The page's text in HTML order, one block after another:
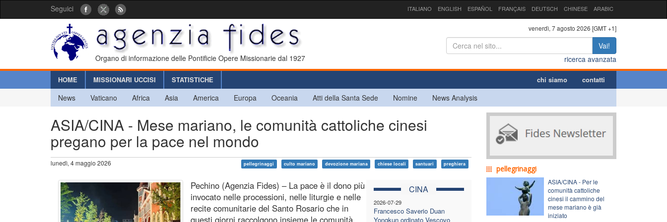
Seguici ITALIANO ENGLISH ESPAÑOL FRANÇAIS DEUTSCH CHINESE ARABIC
Organo di informazione delle Pontificie Opere Missionarie dal 1927
venerdì, 7 agosto 2026 [GMT +1]
Vai!
ricerca avanzata
HOME MISSIONARI UCCISI STATISTICHE chi siamo contatti
News Vaticano Africa Asia America Europa Oceania Atti della Santa Sede Nomine News Analysis
ASIA/CINA - Mese mariano, le comunità cattoliche cinesi
pregano per la pace nel mondo
lunedì, 4 maggio 2026 pellegrinaggi culto mariano devozione mariana chiese locali santuari preghiera
CINA
2026-07-29
Francesco Saverio Duan
Yongkun ordinato Vescovo
Pechino (Agenzia Fides) – La pace è il dono più
invocato nelle processioni, nelle liturgie e nelle
recite comunitarie del Santo Rosario che in
questi giorni raccolgono insieme le comunità
pellegrinaggi
ASIA/CINA - Per le
comunità cattoliche
cinesi il cammino del
mese mariano è già
iniziato